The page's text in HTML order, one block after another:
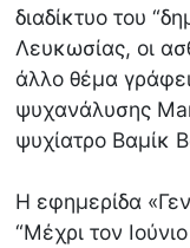
διαδίκτυο του
Λευκωσίας, οι
άλλο θέμα γράφει
ψυχανάλυσης
ψυχίατρο Βαμίκ
Η εφημερίδα
“Μέχρι τον